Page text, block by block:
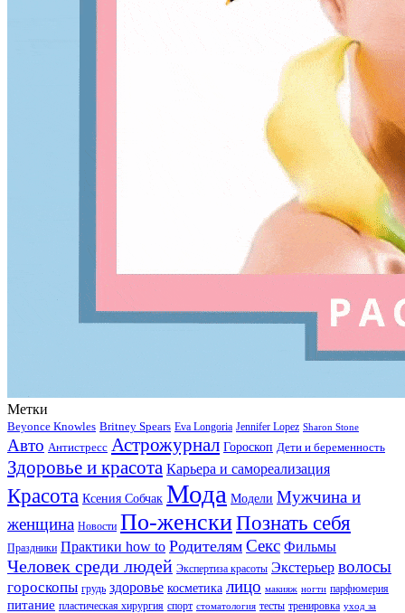
Метки
Beyonce Knowles Britney Spears Eva Longoria Jennifer Lopez Sharon Stone
Авто Антистресс Астрожурнал Гороскоп Дети и беременность
Здоровье и красота Карьера и самореализация
Красота Ксения Собчак Мода Модели Мужчина и
женщина Новости По-женскиПознать себя
Праздники Практики how to Родителям Секс Фильмы
Человек среди людей Экспертиза красоты Экстерьер волосы
гороскопы грудь здоровье косметика лицо макияж ногти парфюмерия
питание пластическая хирургия спорт стоматология тесты тренировка уход за